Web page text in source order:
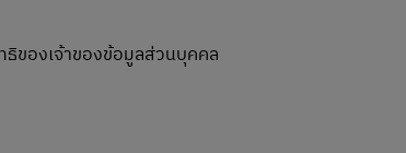
ของเจ้าของข้อมูลส่วนบุคคล